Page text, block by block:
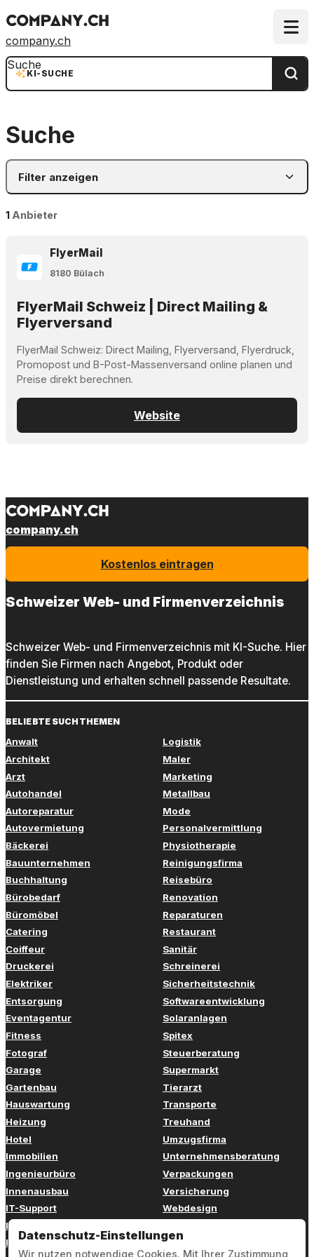
company.ch
KI-SUCHE
Suche
Suche
Filter anzeigen
1 Anbieter
FlyerMail
8180 Bülach
FlyerMail Schweiz | Direct Mailing &
Flyerversand
FlyerMail Schweiz: Direct Mailing, Flyerversand, Flyerdruck,
Promopost und B-Post-Massenversand online planen und
Preise direkt berechnen.
Website
company.ch
Kostenlos eintragen
Schweizer Web- und Firmenverzeichnis
Schweizer Web- und Firmenverzeichnis mit KI-Suche. Hier
finden Sie Firmen nach Angebot, Produkt oder
Dienstleistung und erhalten schnell passende Resultate.
BELIEBTE SUCHTHEMEN
Anwalt
Architekt
Arzt
Autohandel
Autoreparatur
Autovermietung
Bäckerei
Bauunternehmen
Buchhaltung
Bürobedarf
Büromöbel
Catering
Coiffeur
Druckerei
Elektriker
Entsorgung
Eventagentur
Fitness
Fotograf
Garage
Gartenbau
Hauswartung
Heizung
Hotel
Immobilien
Ingenieurbüro
Innenausbau
IT-Support
Kinderbetreuung
Kosmetik
Logistik
Maler
Marketing
Metallbau
Mode
Personalvermittlung
Physiotherapie
Reinigungsfirma
Reisebüro
Renovation
Reparaturen
Restaurant
Sanitär
Schreinerei
Sicherheitstechnik
Softwareentwicklung
Solaranlagen
Spitex
Steuerberatung
Supermarkt
Tierarzt
Transporte
Treuhand
Umzugsfirma
Unternehmensberatung
Verpackungen
Versicherung
Webdesign
Zahnarzt
Datenschutz-Einstellungen
Wir nutzen notwendige Cookies. Mit Ihrer Zustimmung